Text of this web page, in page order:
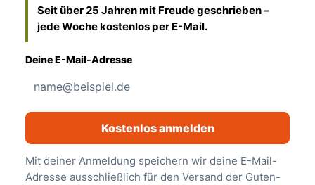
Seit über 25 Jahren mit Freude geschrieben –
jede Woche kostenlos per E-Mail.
Deine E-Mail-Adresse
Kostenlos anmelden
Mit deiner Anmeldung speichern wir deine E-Mail-
Adresse ausschließlich für den Versand der Guten-